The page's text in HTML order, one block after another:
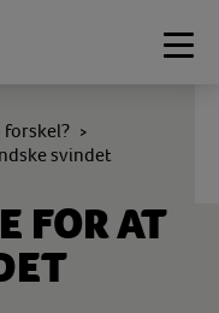
FOR AT
forskel? >
svindet